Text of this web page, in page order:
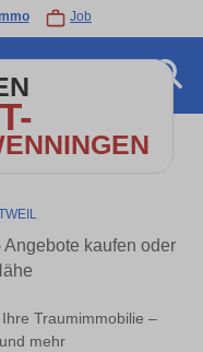
Job
Angebote kaufen oder
Traumimmobilie –
mehr